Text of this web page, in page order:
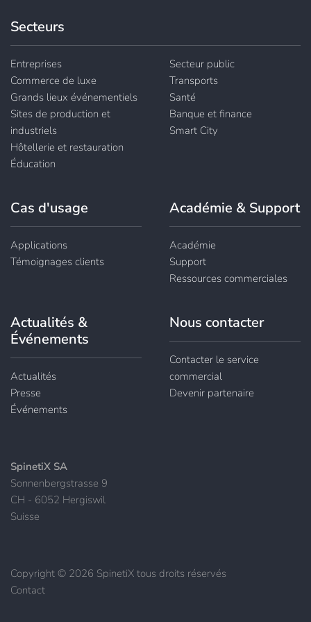
Secteurs
Entreprises
Commerce de luxe
Grands lieux événementiels
Sites de production et
industriels
Hôtellerie et restauration
Éducation
Secteur public
Transports
Santé
Banque et finance
Smart City
Cas d'usage
Applications
Témoignages clients
Académie & Support
Académie
Support
Ressources commerciales
Actualités &
Événements
Actualités
Presse
Événements
Nous contacter
Contacter le service
commercial
Devenir partenaire
SpinetiX SA
Sonnenbergstrasse 9
CH - 6052 Hergiswil
Suisse
Copyright © 2026 SpinetiX tous droits réservés
|
Contact